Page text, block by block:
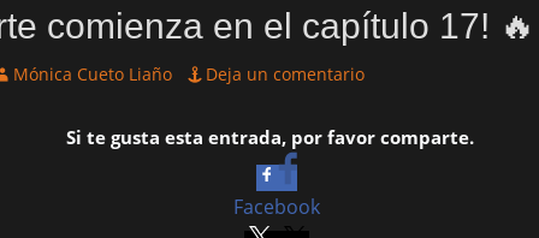
comienza en el capítulo 17!
Mónica Cueto Liaño Deja un comentario
Si te gusta esta entrada, por favor comparte.
Facebook